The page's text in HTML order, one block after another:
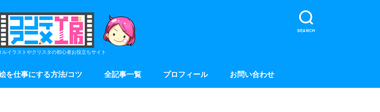
SEARCH
ルイラストやクリスタの初心者お役立ちサイト
を仕事にする方法/コツ 全記事一覧 プロフィール お問い合わせ